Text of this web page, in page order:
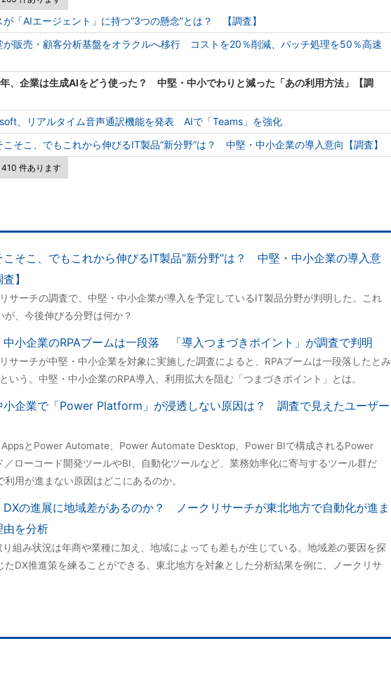
が「AIエージェント」に持つ“3つの懸念”とは？ 【調査】
が販売・顧客分析基盤をオラクルへ移行 コストを20％削減、バッチ処理を50％高速
、企業は生成AIをどう使った？ 中堅・中小でわりと減った「あの利用方法」【調
、リアルタイム音声通訳機能を発表 AIで「Teams」を強化
こそこ、でもこれから伸びるIT製品“新分野”は？ 中堅・中小企業の導入意向【調査】
件あります
こそこ、でもこれから伸びるIT製品“新分野”は？ 中堅・中小企業の導入意
】
サーチの調査で、中堅・中小企業が導入を予定しているIT製品分野が判明した。これ
が、今後伸びる分野は何か？
中小企業のRPAブームは一段落 「導入つまづきポイント」が調査で判明
サーチが中堅・中小企業を対象に実施した調査によると、RPAブームは一段落したとみ
いう。中堅・中小企業のRPA導入、利用拡大を阻む「つまづきポイント」とは。
小企業で「Power Platform」が浸透しない原因は？ 調査で見えたユーザー
とPower Automate、Power Automate Desktop、Power BIで構成されるPower
ローコード開発ツールやBI、自動化ツールなど、業務効率化に寄与するツール群だ
用が進まない原因はどこにあるのか。
DXの進展に地域差があるのか？ ノークリサーチが東北地方で自動化が進ま
由を分析
り組み状況は年商や業種に加え、地域によっても差もが生じている。地域差の要因を探
たDX推進策を練ることができる。東北地方を対象とした分析結果を例に、ノークリサ